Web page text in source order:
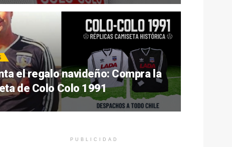
el regalo navideño: Compra la
de Colo Colo 1991
PUBLICIDAD